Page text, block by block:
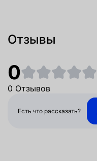
Отзывы
0
0 Отзывов
Есть что рассказать?